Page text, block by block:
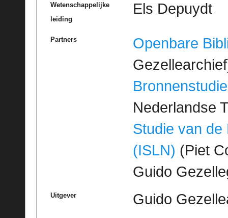
Wetenschappelijke
leiding
Els Depuydt
Partners
Openbare
Bronnenstudie
Nederlandse
Studie van de
(ISLN) (Piet
Guido
Uitgever Guido